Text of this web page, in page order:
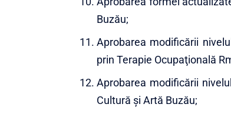
Buzău;
Aprobarea modificării
prin Terapie Ocupaţională
Aprobarea modificării
Cultură şi Artă Buzău;